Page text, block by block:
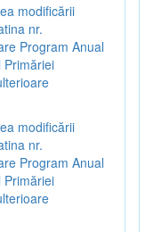
modificării
nr.
Program Anual
Primăriei
modificării
nr.
Program Anual
Primăriei